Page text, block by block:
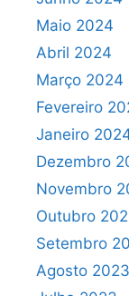
Maio 2024
Abril 2024
Março 2024
Fevereiro
Janeiro
Dezembro
Novembro
Outubro
Setembro
Agosto 2023